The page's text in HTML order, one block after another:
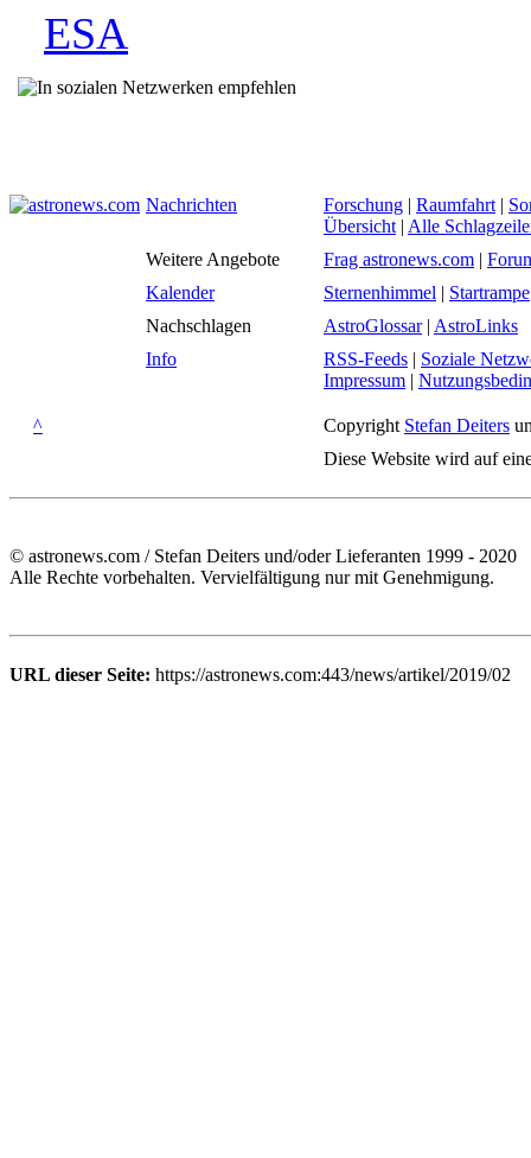
ESA
Nachrichten Forschung | Raumfahrt |
Übersicht | Alle
Weitere Angebote
Frag astronews.com |
Kalender
Sternenhimmel | Startrampe
Nachschlagen
AstroGlossar| AstroLinks
Info
RSS-Feeds | Soziale
Impressum |
^ Copyright Stefan Deiters
Diese Website wird auf
© astronews.com / Stefan Deiters und/oder Lieferanten 1999 - 2020
Alle Rechte vorbehalten. Vervielfältigung nur mit Genehmigung.
URL dieser Seite: https://astronews.com:443/news/artikel/2019/02